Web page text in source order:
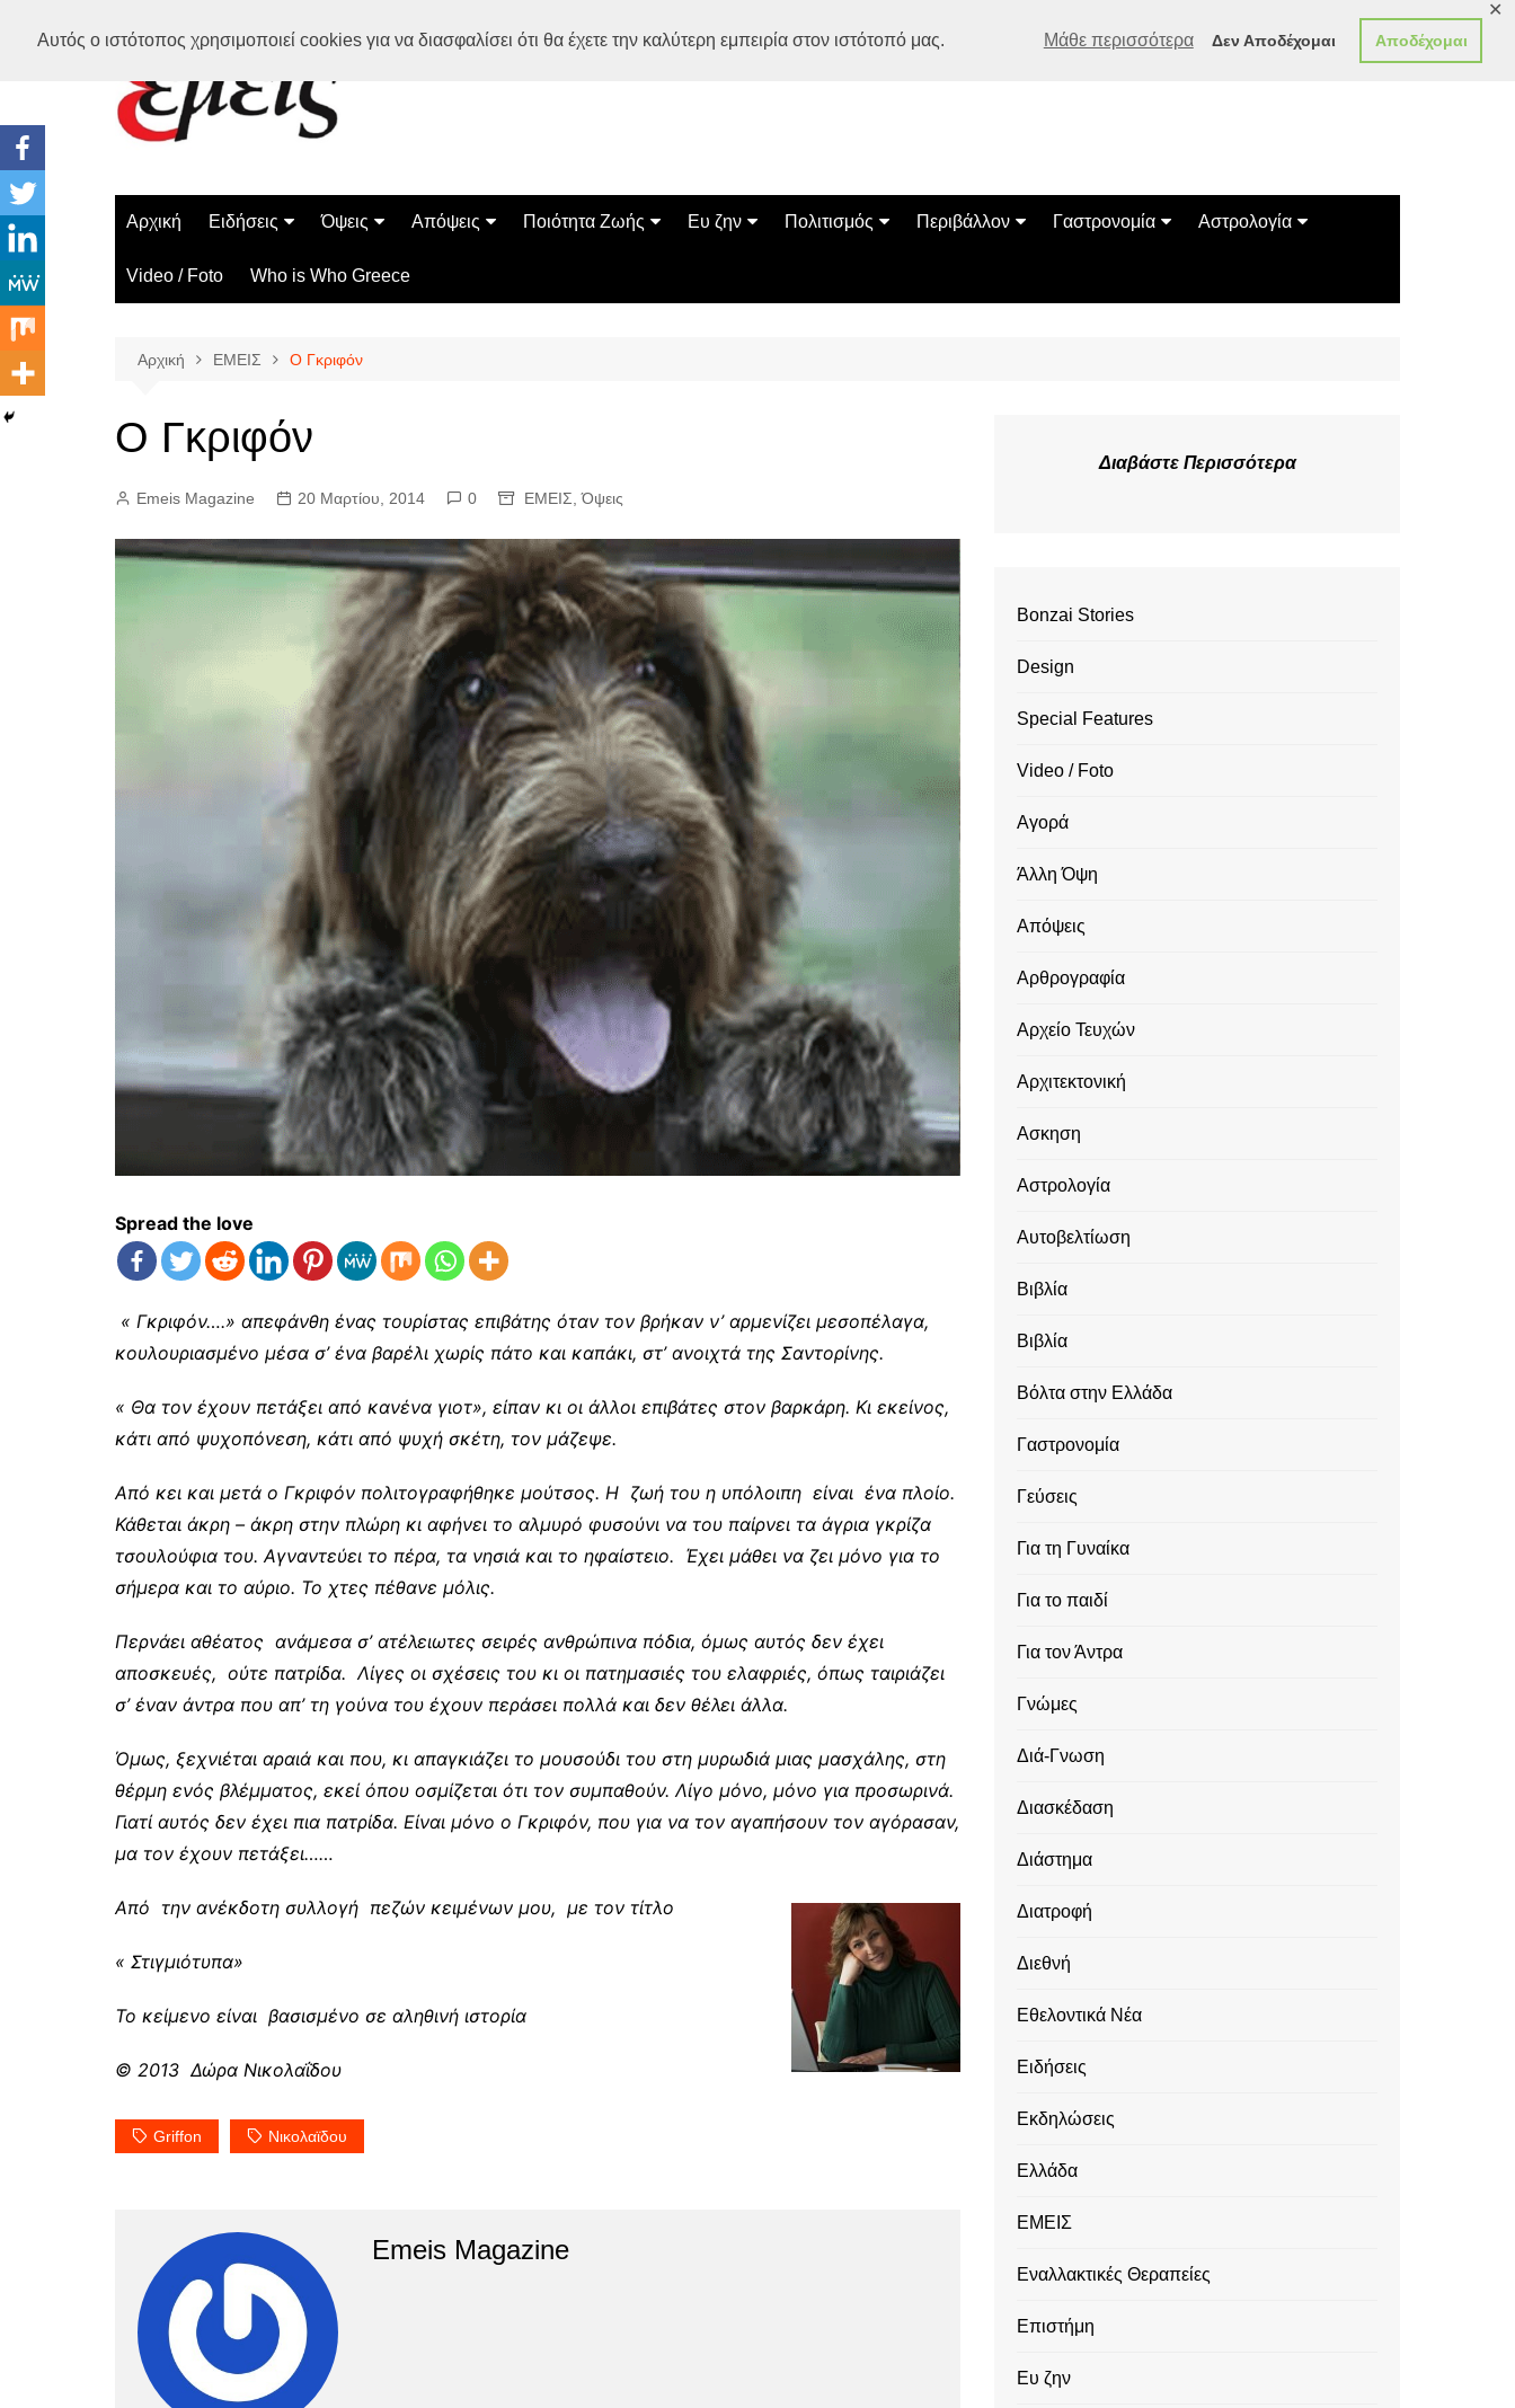
Αυτός ο ιστότοπος χρησιμοποιεί cookies για να διασφαλίσει ότι θα έχετε την καλύτερη εμπειρία στον ιστότοπό μας. Μάθε περισσότερα Δεν Αποδέχομαι Αποδέχομαι
✕
Αρχική Ειδήσεις
Ελλάδα
Διεθνή
Όψεις
Διάστημα
Επιστήμη
Απόψεις
Αρθρογραφία
Ποιότητα Ζωής
Ασκηση
Ευ ζην
Αυτοβελτίωση
Πολιτισμός
Εκδηλώσεις
Περιβάλλον
Οικολογία
Γαστρονομία
Συνταγές
Αστρολογία
Κινέζικο Ωροσκόπιο
Video / Foto Who is Who Greece
Αρχική ΕΜΕΙΣ Ο Γκριφόν
Ο Γκριφόν
Emeis Magazine 20 Μαρτίου, 2014 0 ΕΜΕΙΣ ,Όψεις
Spread the love
« Γκριφόν….» απεφάνθη ένας τουρίστας επιβάτης όταν τον βρήκαν ν’ αρμενίζει μεσοπέλαγα,
κουλουριασμένο μέσα σ’ ένα βαρέλι χωρίς πάτο και καπάκι, στ’ ανοιχτά της Σαντορίνης.
« Θα τον έχουν πετάξει από κανένα γιοτ», είπαν κι οι άλλοι επιβάτες στον βαρκάρη. Κι εκείνος,
κάτι από ψυχοπόνεση, κάτι από ψυχή σκέτη, τον μάζεψε.
Από κει και μετά ο Γκριφόν πολιτογραφήθηκε μούτσος. Η ζωή του η υπόλοιπη είναι ένα πλοίο.
Κάθεται άκρη – άκρη στην πλώρη κι αφήνει το αλμυρό φυσούνι να του παίρνει τα άγρια γκρίζα
τσουλούφια του. Αγναντεύει το πέρα, τα νησιά και το ηφαίστειο. Έχει μάθει να ζει μόνο για το
σήμερα και το αύριο. Το χτες πέθανε μόλις.
Περνάει αθέατος ανάμεσα σ’ ατέλειωτες σειρές ανθρώπινα πόδια, όμως αυτός δεν έχει
αποσκευές, ούτε πατρίδα. Λίγες οι σχέσεις του κι οι πατημασιές του ελαφριές, όπως ταιριάζει
σ’ έναν άντρα που απ’ τη γούνα του έχουν περάσει πολλά και δεν θέλει άλλα.
Όμως, ξεχνιέται αραιά και που, κι απαγκιάζει το μουσούδι του στη μυρωδιά μιας μασχάλης, στη
θέρμη ενός βλέμματος, εκεί όπου οσμίζεται ότι τον συμπαθούν. Λίγο μόνο, μόνο για προσωρινά.
Γιατί αυτός δεν έχει πια πατρίδα. Είναι μόνο ο Γκριφόν, που για να τον αγαπήσουν τον αγόρασαν,
μα τον έχουν πετάξει……
Από την ανέκδοτη συλλογή πεζών κειμένων μου, με τον τίτλο
« Στιγμιότυπα»
Το κείμενο είναι βασισμένο σε αληθινή ιστορία
© 2013 Δώρα Νικολαΐδου
Griffon Νικολαϊδου
Emeis Magazine
Διαβάστε Περισσότερα
Bonzai Stories
Design
Special Features
Video / Foto
Αγορά
Άλλη Όψη
Απόψεις
Αρθρογραφία
Αρχείο Τευχών
Αρχιτεκτονική
Ασκηση
Αστρολογία
Αυτοβελτίωση
Βιβλία
Βιβλία
Βόλτα στην Ελλάδα
Γαστρονομία
Γεύσεις
Για τη Γυναίκα
Για το παιδί
Για τον Άντρα
Γνώμες
Διά-Γνωση
Διασκέδαση
Διάστημα
Διατροφή
Διεθνή
Εθελοντικά Νέα
Ειδήσεις
Εκδηλώσεις
Ελλάδα
ΕΜΕΙΣ
Εναλλακτικές Θεραπείες
Επιστήμη
Ευ ζην